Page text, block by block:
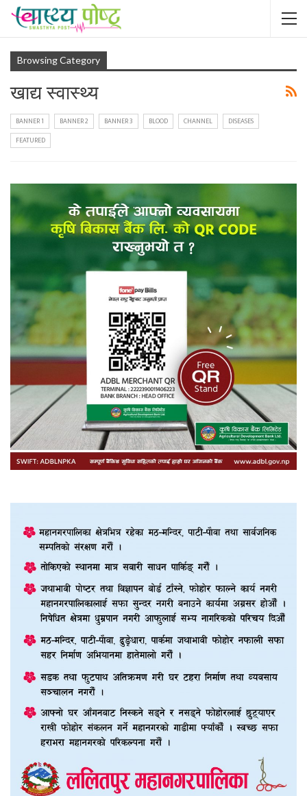
Browsing Category
खाद्य स्वास्थ्य
BANNER 1 BANNER 2 BANNER 3 BLOOD CHANNEL
DISEASES
FEATURED